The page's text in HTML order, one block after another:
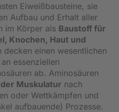
Eiweißbausteine, sie
Aufbau und Erhalt aller
im Körper als Baustoff für
Knochen, Haut und
einen wesentlichen
essenziellen
ab. Aminosäuren
Muskulatur nach
oder Wettkämpfen und
aufbauende) Prozesse.